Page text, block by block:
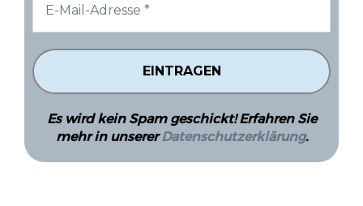
Es wird kein Spam geschickt! Erfahren Sie
mehr in unsererDatenschutzerklärung.